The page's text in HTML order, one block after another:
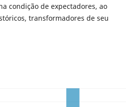
condição de expectadores, ao
transformadores de seu